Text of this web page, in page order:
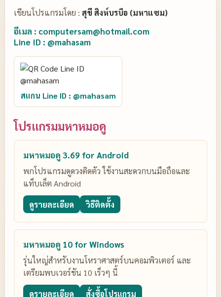
เขียนโปรแกรมโดย : สุขี สิงห์บรบือ (มหาแซม)
อีเมล : computersam@hotmail.com
Line ID : @mahasam
สแกน Line ID : @mahasam
โปรแกรมมหาหมอดู
มหาหมอดู 3.69 for Android
พกโปรแกรมดูดวงติดตัว ใช้งานสะดวกบนมือถือและ
แท็บเล็ต Android
ดูรายละเอียด วิธีติดตั้ง
มหาหมอดู 10 for Windows
รุ่นใหญ่สำหรับงานโหราศาสตร์บนคอมพิวเตอร์ และ
เตรียมพบเวอร์ชัน 10 เร็วๆ นี้
ดูรายละเอียด สั่งซื้อโปรแกรม